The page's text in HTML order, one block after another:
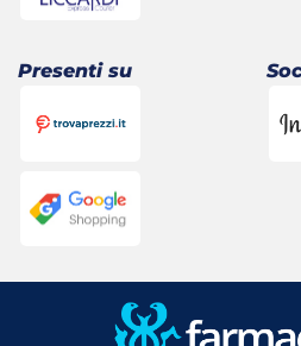
Presenti su